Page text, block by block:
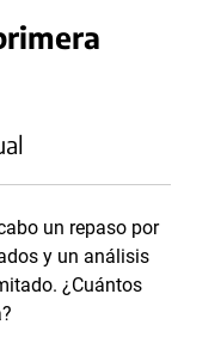
un repaso por
y un análisis
¿Cuántos